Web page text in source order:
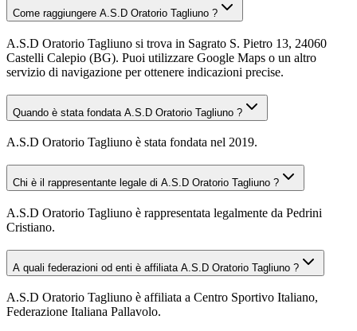
Come raggiungere A.S.D Oratorio Tagliuno ?
A.S.D Oratorio Tagliuno si trova in Sagrato S. Pietro 13, 24060
Castelli Calepio (BG). Puoi utilizzare Google Maps o un altro
servizio di navigazione per ottenere indicazioni precise.
Quando è stata fondata A.S.D Oratorio Tagliuno ?
A.S.D Oratorio Tagliuno è stata fondata nel 2019.
Chi è il rappresentante legale di A.S.D Oratorio Tagliuno ?
A.S.D Oratorio Tagliuno è rappresentata legalmente da Pedrini
Cristiano.
A quali federazioni od enti è affiliata A.S.D Oratorio Tagliuno ?
A.S.D Oratorio Tagliuno è affiliata a Centro Sportivo Italiano,
Federazione Italiana Pallavolo.